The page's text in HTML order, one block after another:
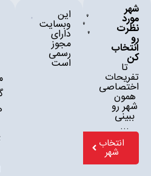
شهر
مورد
نظرت
رو
انتخاب
کن
تا
تفریحات
اختصاصی
همون
شهر رو
ببینی
...
انتخاب
شهر
این
وبسایت
دارای
مجوز
رسمی
است